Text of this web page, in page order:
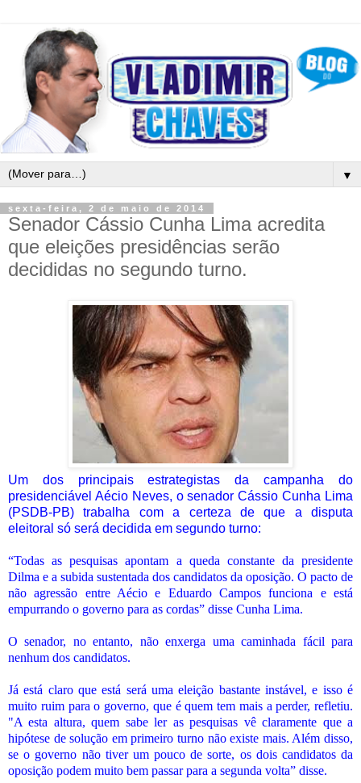
▼
sexta-feira, 2 de maio de 2014
Senador Cássio Cunha Lima acredita
que eleições presidências serão
decididas no segundo turno.
Um dos principais estrategistas da campanha do
presidenciável Aécio Neves, o senador Cássio Cunha Lima
(PSDB-PB) trabalha com a certeza de que a disputa
eleitoral só será decidida em segundo turno:
“Todas as pesquisas apontam a queda constante da presidente
Dilma e a subida sustentada dos candidatos da oposição. O pacto de
não agressão entre Aécio e Eduardo Campos funciona e está
empurrando o governo para as cordas” disse Cunha Lima.
O senador, no entanto, não enxerga uma caminhada fácil para
nenhum dos candidatos.
Já está claro que está será uma eleição bastante instável, e isso é
muito ruim para o governo, que é quem tem mais a perder, refletiu.
"A esta altura, quem sabe ler as pesquisas vê claramente que a
hipótese de solução em primeiro turno não existe mais. Além disso,
se o governo não tiver um pouco de sorte, os dois candidatos da
oposição podem muito bem passar para a segunda volta” disse.